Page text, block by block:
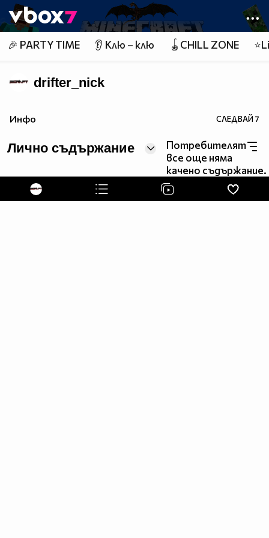
Member of
👾
🎉 PARTY TIME 👂 Клю – клю 🪀CHILL ZONE
drifter_nick
Инфо СЛЕДВАЙ7
Лично съдържание
Потребителят
все още няма
качено съдържание.